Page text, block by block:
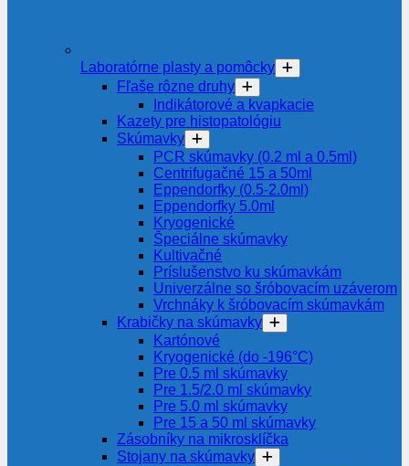
Laboratórne plasty a pomôcky
Fľaše rôzne druhy
Indikátorové a kvapkacie
Kazety pre histopatológiu
Skúmavky
PCR skúmavky (0.2 ml a 0.5ml)
Centrifugačné 15 a 50ml
Eppendorfky (0.5-2.0ml)
Eppendorfky 5.0ml
Kryogenické
Špeciálne skúmavky
Kultivačné
Príslušenstvo ku skúmavkám
Univerzálne so šróbovacím uzáverom
Vrchnáky k šróbovacím skúmavkám
Krabičky na skúmavky
Kartónové
Kryogenické (do -196°C)
Pre 0.5 ml skúmavky
Pre 1.5/2.0 ml skúmavky
Pre 5.0 ml skúmavky
Pre 15 a 50 ml skúmavky
Zásobníky na mikrosklíčka
Stojany na skúmavky